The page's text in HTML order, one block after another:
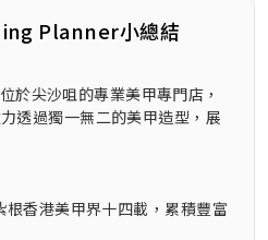
Planner小總結
尖沙咀的專業美甲專門店，
透過獨一無二的美甲造型，展
香港美甲界十四載，累積豐富